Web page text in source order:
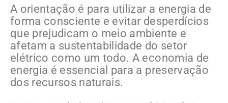
A orientação é para utilizar a energia de
forma consciente e evitar desperdícios
que prejudicam o meio ambiente e
afetam a sustentabilidade do setor
elétrico como um todo. A economia de
energia é essencial para a preservação
dos recursos naturais.